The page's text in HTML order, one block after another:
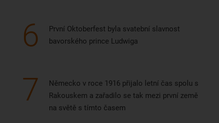
6
První Oktoberfest byla svatební slavnost
bavorského prince Ludwiga
7
Německo v roce 1916 přijalo letní čas spolu s
Rakouskem a zařadilo se tak mezi první země
na světě s tímto časem